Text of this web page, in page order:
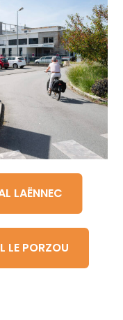
LAËNNEC
LE PORZOU